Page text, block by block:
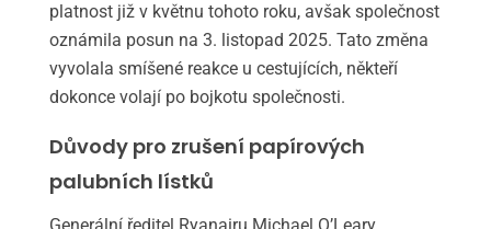
platnost již v květnu tohoto roku, avšak společnost
oznámila posun na 3. listopad 2025. Tato změna
vyvolala smíšené reakce u cestujících, někteří
dokonce volají po bojkotu společnosti.
Důvody pro zrušení papírových
palubních lístků